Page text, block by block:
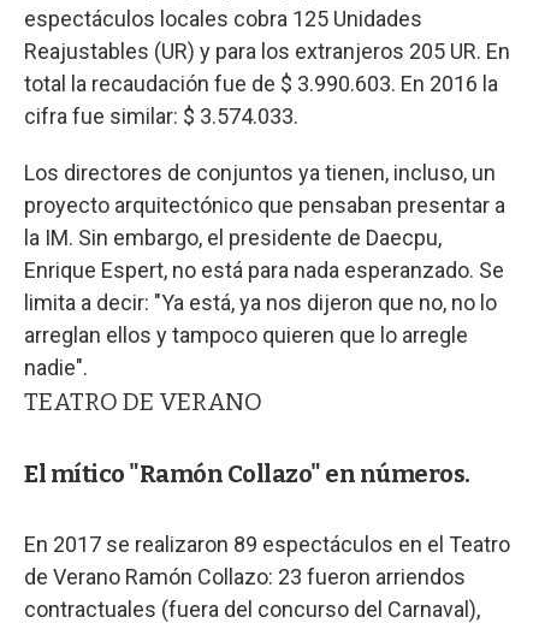
espectáculos locales cobra 125 Unidades
Reajustables (UR) y para los extranjeros 205 UR. En
total la recaudación fue de $ 3.990.603. En 2016 la
cifra fue similar: $ 3.574.033.
Los directores de conjuntos ya tienen, incluso, un
proyecto arquitectónico que pensaban presentar a
la IM. Sin embargo, el presidente de Daecpu,
Enrique Espert, no está para nada esperanzado. Se
limita a decir: "Ya está, ya nos dijeron que no, no lo
arreglan ellos y tampoco quieren que lo arregle
nadie".
TEATRO DE VERANO
El mítico "Ramón Collazo" en números.
En 2017 se realizaron 89 espectáculos en el Teatro
de Verano Ramón Collazo: 23 fueron arriendos
contractuales (fuera del concurso del Carnaval),